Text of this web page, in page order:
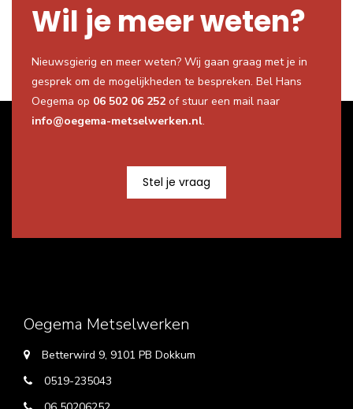
Wil je meer weten?
Nieuwsgierig en meer weten? Wij gaan graag met je in
gesprek om de mogelijkheden te bespreken. Bel Hans
Oegema op 06 502 06 252 of stuur een mail naar
info@oegema-metselwerken.nl.
Stel je vraag
Oegema Metselwerken
Betterwird 9, 9101 PB Dokkum
0519-235043